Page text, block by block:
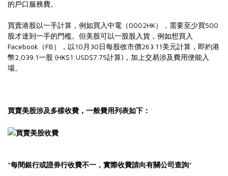
的戶口服務費。
買賣港股以一手計算，例如買入中電（0002HK），需要至少買500
股才達到一手的門檻。但美股可以一股股入貨，例如想買入
Facebook（FB），以10月30日每股收市價263.11美元計算，即約港
幣2,039.1一股 (HK$1:USD$7.75計算)，加上交易涉及費用便能入
場。
買賣美股涉及多樣收費，一般費用列表如下：
*每間銀行或證券行收費不一，實際收費請向有關公司查詢*